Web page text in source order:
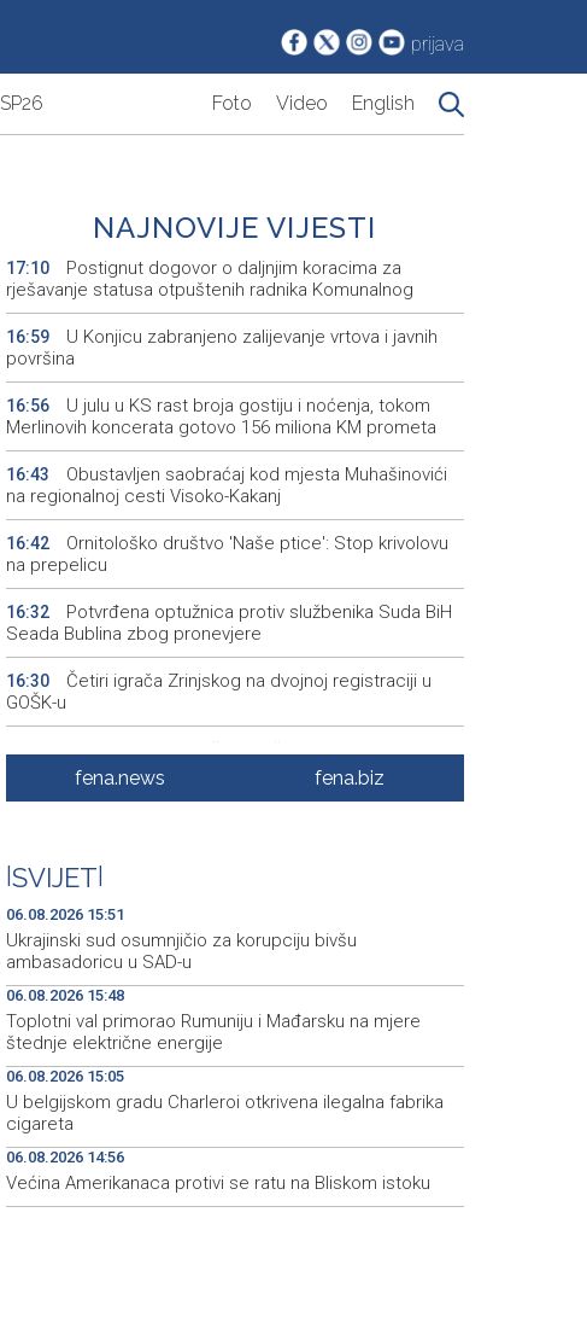
prijava
SP26 Foto Video English
NAJNOVIJE VIJESTI
17:10
Postignut dogovor o daljnjim koracima za
rješavanje statusa otpuštenih radnika Komunalnog
16:59
U Konjicu zabranjeno zalijevanje vrtova i javnih
površina
16:56
U julu u KS rast broja gostiju i noćenja, tokom
Merlinovih koncerata gotovo 156 miliona KM prometa
16:43
Obustavljen saobraćaj kod mjesta Muhašinovići
na regionalnoj cesti Visoko-Kakanj
16:42
Ornitološko društvo 'Naše ptice': Stop krivolovu
na prepelicu
16:32
Potvrđena optužnica protiv službenika Suda BiH
Seada Bublina zbog pronevjere
16:30
Četiri igrača Zrinjskog na dvojnoj registraciji u
GOŠK-u
Srbija: Sindikat traži da zaštita radnika na visokim
temperaturama uđe u zakon
16:04
Vozač podlegao ozljedama nakon sudara kod
Tomislavgrada
fena.news fena.biz
SVIJET
06.08.2026 15:51
Ukrajinski sud osumnjičio za korupciju bivšu
ambasadoricu u SAD-u
06.08.2026 15:48
Toplotni val primorao Rumuniju i Mađarsku na mjere
štednje električne energije
06.08.2026 15:05
U belgijskom gradu Charleroi otkrivena ilegalna fabrika
cigareta
06.08.2026 14:56
Većina Amerikanaca protivi se ratu na Bliskom istoku